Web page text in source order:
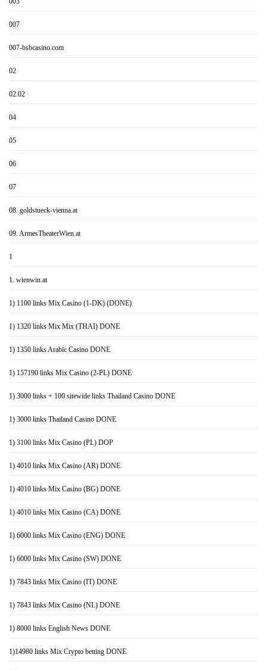
007
007-bsbcasino.com
02
02.02
04
05
06
07
08. goldstueck-vienna.at
09. ArmesTheaterWien.at
1
1. wienwin.at
1) 1100 links Mix Casino (1-DK) (DONE)
1) 1320 links Mix Mix (THAI) DONE
1) 1350 links Arabic Casino DONE
1) 157190 links Mix Casino (2-PL) DONE
1) 3000 links + 100 sitewide links Thailand Casino DONE
1) 3000 links Thailand Casino DONE
1) 3100 links Mix Casino (PL) DOP
1) 4010 links Mix Casino (AR) DONE
1) 4010 links Mix Casino (BG) DONE
1) 4010 links Mix Casino (CA) DONE
1) 6000 links Mix Casino (ENG) DONE
1) 6000 links Mix Casino (SW) DONE
1) 7843 links Mix Casino (IT) DONE
1) 7843 links Mix Casino (NL) DONE
1) 8000 links English News DONE
1)14980 links Mix Crypto betting DONE